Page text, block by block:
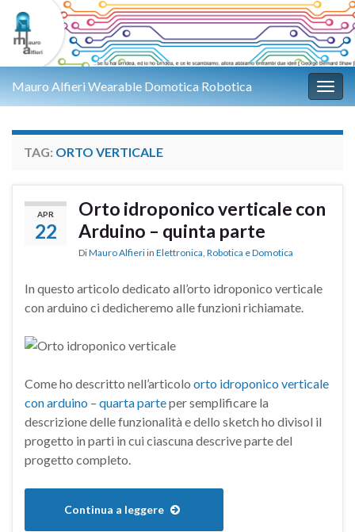
Mauro Alfieri Wearable Domotica Robotica
TAG: ORTO VERTICALE
APR
22
Orto idroponico verticale con
Arduino – quinta parte
DiMauro Alfieri in Elettronica, Robotica e Domotica
In questo articolo dedicato all’orto idroponico verticale
con arduino ci dedicheremo alle funzioni richiamate.
Come ho descritto nell’articolo orto idroponico verticale
con arduino – quarta parteper semplificare la
descrizione delle funzionalità e dello sketch ho divisol il
progetto in parti in cui ciascuna descrive parte del
progetto completo.
Continua a leggere